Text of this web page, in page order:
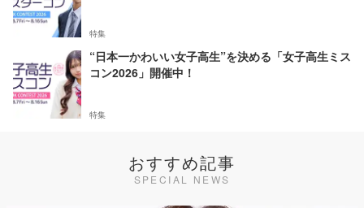
特集
“日本一かわいい女子高生”を決める「女子高生ミス
コン2026」開催中！
特集
おすすめ記事
SPECIAL NEWS